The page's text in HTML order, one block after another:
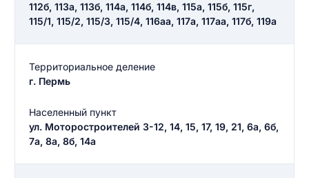
112б, 113а, 113б, 114а, 114б, 114в, 115а, 115б, 115г,
115/1, 115/2, 115/3, 115/4, 116аа, 117а, 117аа, 117б, 119а
Территориальное деление
г. Пермь
Населенный пункт
ул. Моторостроителей 3-12, 14, 15, 17, 19, 21, 6а, 6б,
7а, 8а, 8б, 14а
Текст отзыва
Как вы оцените судебный участок?
Ответ на отзыв
0/500
разрешить публикацию отзыва
Название населенного пункта
НАЙТИ МЕНЯ
ЗАКРЫТЬ